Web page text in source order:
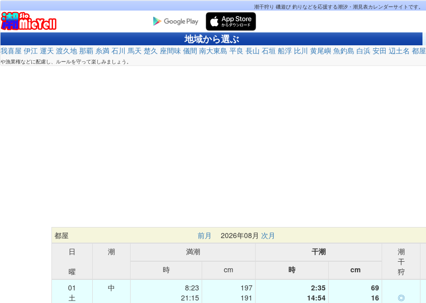
潮干狩り 磯遊び 釣りなどを応援する潮汐・潮見表カレンダーサイトです。
地域から選ぶ
我喜屋 伊江 運天 渡久地 那覇 糸満 石川 馬天 楚久 座間味 儀間 南大東島 平良 長山 石垣 船浮 比川 黄尾嶼 魚釣島 白浜 安田 辺土名 都屋
や漁業権などに配慮し、ルールを守って楽しみましょう。
都屋 前月 2026年08月 次月
日
曜
潮 満潮 干潮
潮
干
狩
時
cm 時
cm
01
土
中
8:23
21:15
197
191
2:35
14:54
69
16
◎